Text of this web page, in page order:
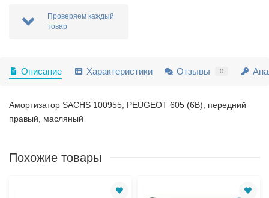
Проверяем каждый
товар
Описание Характеристики Отзывы 0
Амортизатор SACHS 100955, PEUGEOT 605 (6B), передний
правый, масляный
Похожие товары